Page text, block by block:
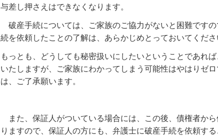
与差し押さえはできなくなります。
破産手続については、ご家族のご協力がないと困難です
続を依頼したことの了解は、あらかじめとっておいてくださ
もっとも、どうしても秘密扱いにしたいということであれ
いたしますが、ご家族にわかってしまう可能性はやはりゼ
は、ご了承願います。
また、保証人がついている場合には、この後、債権者か
りますので、保証人の方にも、弁護士に破産手続を依頼す